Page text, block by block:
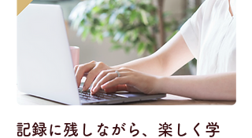
​記録に残しながら、楽しく学